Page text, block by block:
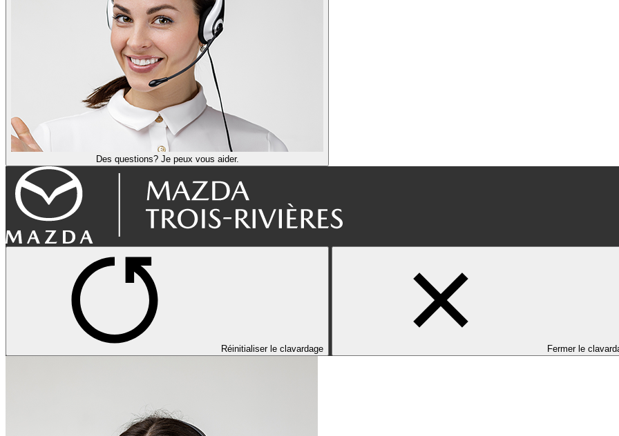
Des questions? Je peux vous aider.
Réinitialiser le clavardage Fermer le